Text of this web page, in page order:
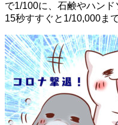
で1/100に、石鹸やハン
15秒すすぐと1/10,000ま